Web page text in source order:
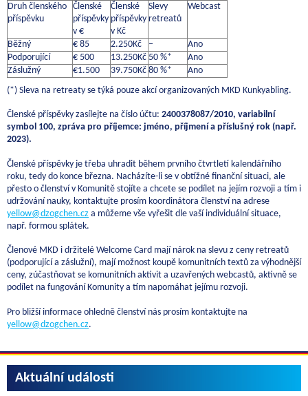
Druh členského
příspěvku
Členské
příspěvky
v €
Členské
příspěvky
v Kč
Slevy
retreatů
Webcast
Běžný € 85 2.250Kč –
Ano
Podporující
€ 500 13.250Kč 50 %*
Ano
Záslužný
€1.500 39.750Kč 80 %*
Ano
(*) Sleva na retreaty se týká pouze akcí organizovaných MKD Kunkyabling.
Členské příspěvky zasílejte na číslo účtu: 2400378087/2010, variabilní
symbol 100, zpráva pro příjemce: jméno, příjmení a příslušný rok (např.
2023).
Členské příspěvky je třeba uhradit během prvního čtvrtletí kalendářního
roku, tedy do konce března. Nacházíte-li se v obtížné finanční situaci, ale
přesto o členství v Komunitě stojíte a chcete se podílet na jejím rozvoji a tím i
udržování nauky, kontaktujte prosím koordinátora členství na adrese
yellow@dzogchen.cz a můžeme vše vyřešit dle vaší individuální situace,
např. formou splátek.
Členové MKD i držitelé Welcome Card mají nárok na slevu z ceny retreatů
(podporující a záslužní), mají možnost koupě komunitních textů za výhodnější
ceny, zúčastňovat se komunitních aktivit a uzavřených webcastů, aktivně se
podílet na fungování Komunity a tím napomáhat jejímu rozvoji.
Pro bližší informace ohledně členství nás prosím kontaktujte na
yellow@dzogchen.cz.
Aktuální události